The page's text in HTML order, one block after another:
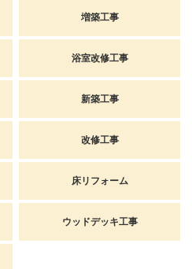
増築工事
浴室改修工事
新築工事
改修工事
床リフォーム
ウッドデッキ工事